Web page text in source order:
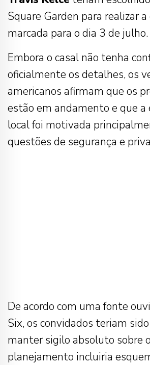
Square Garden para realizar
marcada para o dia 3 de julho.
Embora o casal não tenha
oficialmente os detalhes, os
americanos afirmam que os
estão em andamento e que a
local foi motivada
questões de segurança e
De acordo com uma fonte
Six, os convidados teriam
manter sigilo absoluto sobre
planejamento incluiria